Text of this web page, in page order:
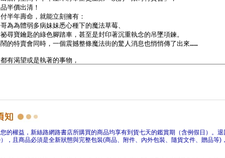
的權益，新絲路網路書店所購買的商品均享有到貨七天的鑑賞期（含例假日）。
，且商品必須是全新狀態與完整包裝(商品、附件、內外包裝、隨貨文件、贈品等)